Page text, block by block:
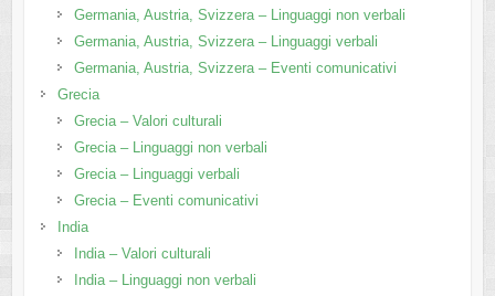
Germania, Austria, Svizzera – Linguaggi non verbali
Germania, Austria, Svizzera – Linguaggi verbali
Germania, Austria, Svizzera – Eventi comunicativi
Grecia
Grecia – Valori culturali
Grecia – Linguaggi non verbali
Grecia – Linguaggi verbali
Grecia – Eventi comunicativi
India
India – Valori culturali
India – Linguaggi non verbali